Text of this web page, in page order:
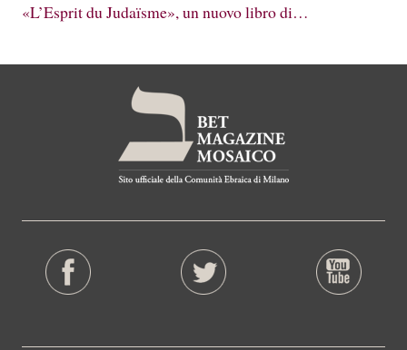
«L’Esprit du Judaïsme», un nuovo libro di…